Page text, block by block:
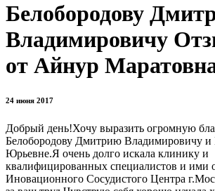
Белобородову
Владимировичу
от Айнур
24 июня 2017
Добрый день!Хочу выразить огромную
Белобородову Дмитрию Владимировичу и
Юрьевне.Я очень долго искала клинику и
квалифицированных специалистов и ими
Иновационного Сосудистого Центра